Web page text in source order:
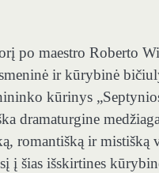
po maestro Roberto
ir kūrybinė
kūrinys
dramaturgine
romantišką ir mistišką
į šias išskirtines